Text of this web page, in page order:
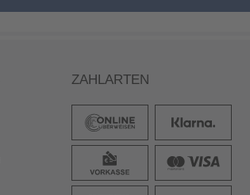
ZAHLARTEN